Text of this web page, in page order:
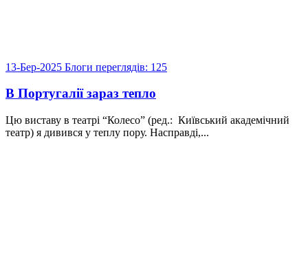
13-Бер-2025 Блоги переглядів: 125
В Португалії зараз тепло
Цю виставу в театрі “Колесо” (ред.: Київський академічний
театр) я дивився у теплу пору. Насправді,...